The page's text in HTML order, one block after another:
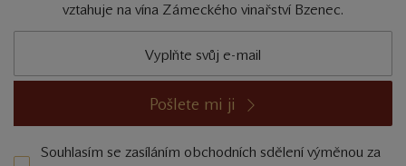
vztahuje na vína Zámeckého vinařství Bzenec.
Pošlete mi ji
Souhlasím se zasíláním obchodních sdělení výměnou za